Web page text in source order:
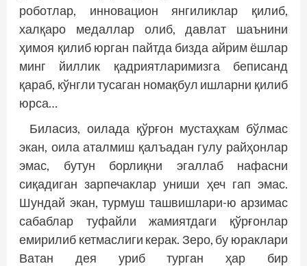
роботлар, инновацион янгиликлар қилиб,
халқаро медаллар олиб, давлат шаънини
ҳимоя қилиб юрган пайтда бизда айрим ёшлар
минг йиллик қадриятларимизга беписанд
қараб, кўнгли тусаган номақбул ишларни қилиб
юрса…
Биласиз, оилада қўрғон мустаҳкам бўлмас
экан, оила аталмиш қалъадан гулу райҳонлар
эмас, бутун борлиқни эгаллаб нафасни
сиқадиган зарпечаклар униши ҳеч гап эмас.
Шундай экан, турмуш ташвишлари-ю арзимас
сабаблар туфайли жамиятдаги қўрғонлар
емирилиб кетмаслиги керак. Зеро, бу юраклари
Ватан дея уриб турган ҳар бир